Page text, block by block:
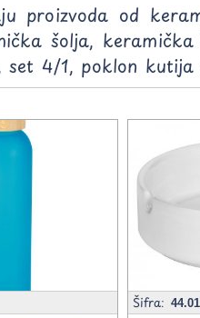
proizvoda od
šolja,
4/1, poklon
Šifra: